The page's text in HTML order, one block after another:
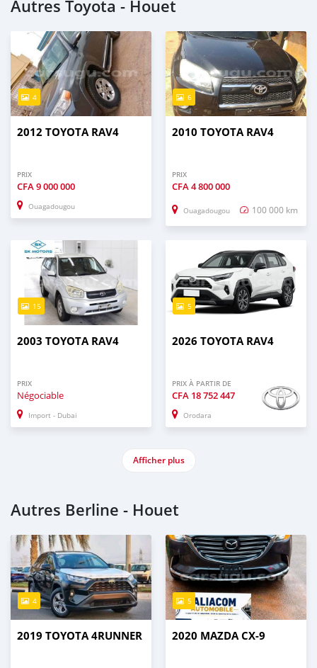
Autres Toyota - Houet
4
2012 TOYOTA RAV4
PRIX
CFA9 000 000
Ouagadougou
6
2010 TOYOTA RAV4
PRIX
CFA4 800 000
Ouagadougou 100 000 km
15
2003 TOYOTA RAV4
PRIX
Négociable
Import - Dubai
5
2026 TOYOTA RAV4
PRIX À PARTIR DE
CFA 18 752 447
Orodara
Afficher plus
Autres Berline - Houet
4
2019 TOYOTA 4RUNNER
5
2020 MAZDA CX-9